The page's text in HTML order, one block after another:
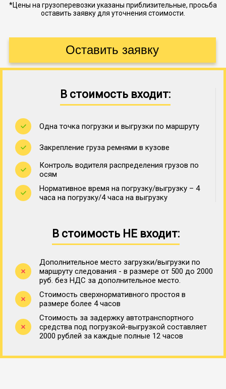
*Цены на грузоперевозки указаны приблизительные, просьба
оставить заявку для уточнения стоимости.
В стоимость входит:
Одна точка погрузки и выгрузки по маршруту
Закрепление груза ремнями в кузове
Контроль водителя распределения грузов по
осям
Нормативное время на погрузку/выгрузку – 4
часа на погрузку/4 часа на выгрузку
В стоимость НЕ входит:
Дополнительное место загрузки/выгрузки по
маршруту следования - в размере от 500 до 2000
руб. без НДС за дополнительное место.
Стоимость сверхнормативного простоя в
размере более 4 часов
Стоимость за задержку автотранспортного
средства под погрузкой-выгрузкой составляет
2000 рублей за каждые полные 12 часов